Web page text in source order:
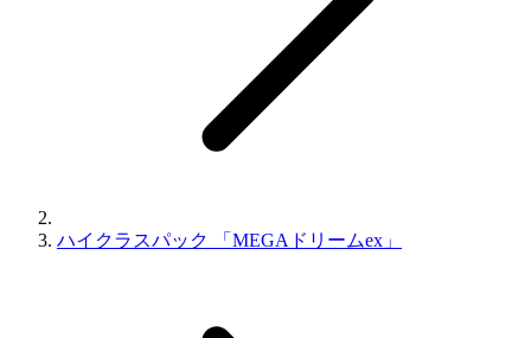
ハイクラスパック 「MEGAドリームex」